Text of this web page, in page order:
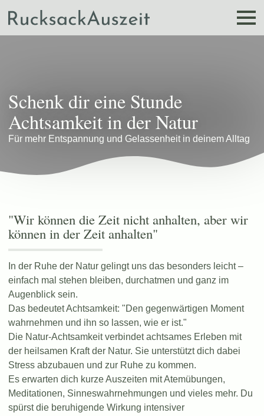
Schenk dir eine Stunde
Achtsamkeit in der Natur
Für mehr Entspannung und Gelassenheit in deinem Alltag
"Wir können die Zeit nicht anhalten, aber wir
können in der Zeit anhalten"
In der Ruhe der Natur gelingt uns das besonders leicht –
einfach mal stehen bleiben, durchatmen und ganz im
Augenblick sein.
Das bedeutet Achtsamkeit: "Den gegenwärtigen Moment
wahrnehmen und ihn so lassen, wie er ist."
Die Natur-Achtsamkeit verbindet achtsames Erleben mit
der heilsamen Kraft der Natur. Sie unterstützt dich dabei
Stress abzubauen und zur Ruhe zu kommen.
Es erwarten dich kurze Auszeiten mit Atemübungen,
Meditationen, Sinneswahrnehmungen und vieles mehr. Du
spürst die beruhigende Wirkung intensiver